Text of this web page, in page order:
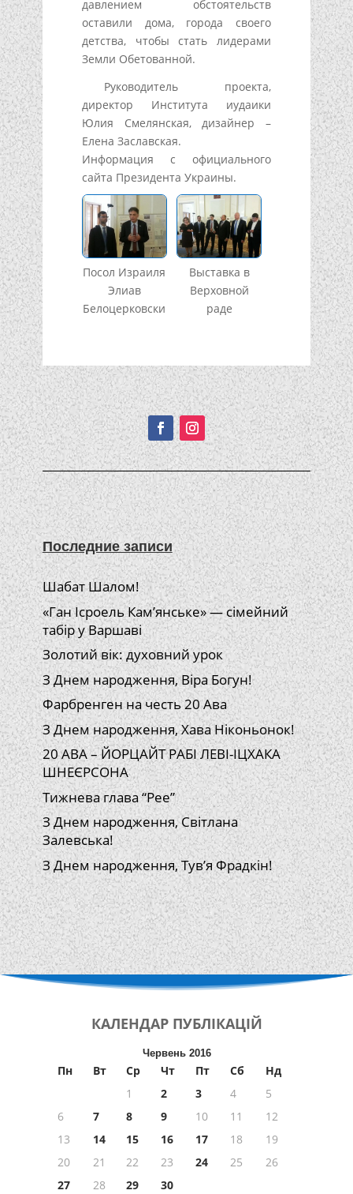
давлением обстоятельств
оставили дома, города своего
детства, чтобы стать лидерами
Земли Обетованной.
Руководитель проекта,
директор Института иудаики
Юлия Смелянская, дизайнер –
Елена Заславская.
Информация с официального
сайта Президента Украины.
Посол Израиля
Элиав
Белоцерковски
Выставка в
Верховной
раде
Подписывайтесь!
Последние записи
Шабат Шалом!
«Ган Ісроель Кам’янське» — сімейний
табір у Варшаві
Золотий вік: духовний урок
З Днем народження, Віра Богун!
Фарбренген на честь 20 Ава
З Днем народження, Хава Ніконьонок!
20 АВА – ЙОРЦАЙТ РАБІ ЛЕВІ-ІЦХАКА
ШНЕЄРСОНА
Тижнева глава “Рее”
З Днем народження, Світлана
Залевська!
З Днем народження, Тув’я Фрадкін!
КАЛЕНДАР ПУБЛІКАЦІЙ
Червень 2016
Пн Вт Ср Чт Пт Сб
Нд
1
2 3 4
5
6
7 8 9 10 11
12
13
14 15 16 17 18
19
20
21 22 23 24 25
26
27
28 29
30